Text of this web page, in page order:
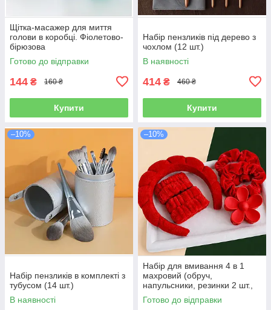
Щітка-масажер для миття
голови в коробці. Фіолетово-
бірюзова
Готово до відправки
144 ₴ 160 ₴
Купити
Набір пензликів під дерево з
чохлом (12 шт.)
В наявності
414 ₴ 460 ₴
Купити
–10%
Набір пензликів в комплекті з
тубусом (14 шт.)
В наявності
–10%
Набір для вмивання 4 в 1
махровий (обруч,
напульсники, резинки 2 шт.,
заколка-крабик), колір
червоний
Готово до відправки